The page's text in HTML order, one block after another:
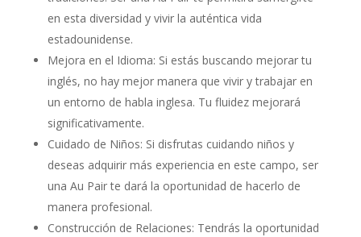
en esta diversidad y vivir la auténtica vida
estadounidense.
Mejora en el Idioma: Si estás buscando mejorar tu
inglés, no hay mejor manera que vivir y trabajar en
un entorno de habla inglesa. Tu fluidez mejorará
significativamente.
Cuidado de Niños: Si disfrutas cuidando niños y
deseas adquirir más experiencia en este campo, ser
una Au Pair te dará la oportunidad de hacerlo de
manera profesional.
Construcción de Relaciones: Tendrás la oportunidad